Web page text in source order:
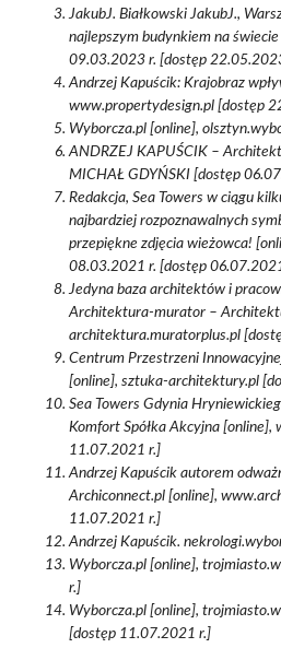
JakubJ. Białkowski JakubJ.,
najlepszym budynkiem na świecie
09.03.2023 r. [dostęp
Andrzej Kapuścik: Krajobraz
www.propertydesign.pl [dostęp
Wyborcza.pl [online],
ANDRZEJ KAPUŚCIK –
MICHAŁ GDYŃSKI [dostęp
Redakcja, Sea Towers w ciągu
najbardziej rozpoznawalnych
przepiękne zdjęcia wieżowca!
08.03.2021 r. [dostęp
Jedyna baza architektów i
Architektura-murator –
architektura.muratorplus.pl
Centrum Przestrzeni
[online], sztuka-architektury.pl
Sea Towers Gdynia
Komfort Spółka Akcyjna [online],
11.07.2021 r.]
Andrzej Kapuścik autorem
Archiconnect.pl [online],
11.07.2021 r.]
Andrzej Kapuścik.
Wyborcza.pl [online],
r.]
Wyborcza.pl [online],
[dostęp 11.07.2021 r.]